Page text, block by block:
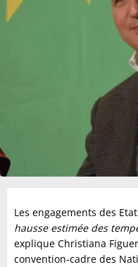
Les engagements des
hausse estimée des
explique Christiana
convention-cadre des